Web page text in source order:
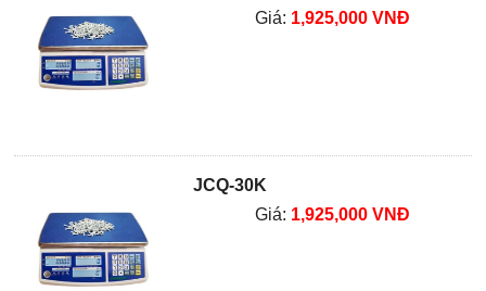
Giá: 1,925,000 VNĐ
JCQ-30K
Giá: 1,925,000 VNĐ